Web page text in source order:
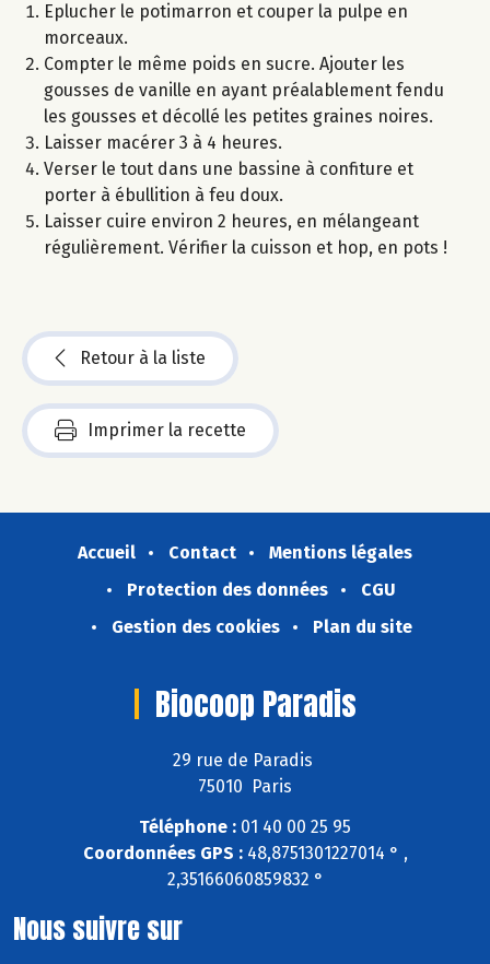
Eplucher le potimarron et couper la pulpe en
morceaux.
Compter le même poids en sucre. Ajouter les
gousses de vanille en ayant préalablement fendu
les gousses et décollé les petites graines noires.
Laisser macérer 3 à 4 heures.
Verser le tout dans une bassine à confiture et
porter à ébullition à feu doux.
Laisser cuire environ 2 heures, en mélangeant
régulièrement. Vérifier la cuisson et hop, en pots !
Retour à la liste
Imprimer la recette
Accueil Contact
Mentions légales
Protection des données
CGU
Gestion des cookies
Plan du site
Biocoop Paradis
29 rue de Paradis
75010 Paris
Téléphone : 01 40 00 25 95
Coordonnées GPS :48,8751301227014 ° ,
2,35166060859832 °
Nous suivre sur